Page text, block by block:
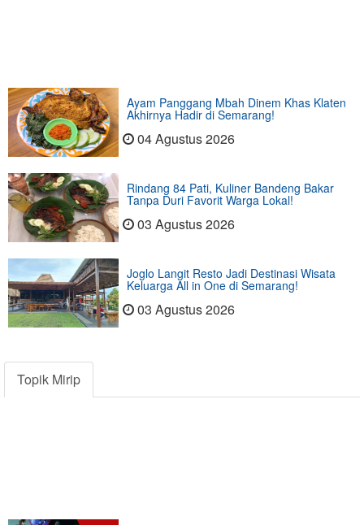
Ayam Panggang Mbah Dinem Khas Klaten
Akhirnya Hadir di Semarang!
04 Agustus 2026
Rindang 84 Pati, Kuliner Bandeng Bakar
Tanpa Duri Favorit Warga Lokal!
03 Agustus 2026
Joglo Langit Resto Jadi Destinasi Wisata
Keluarga All in One di Semarang!
03 Agustus 2026
Topik Mirip